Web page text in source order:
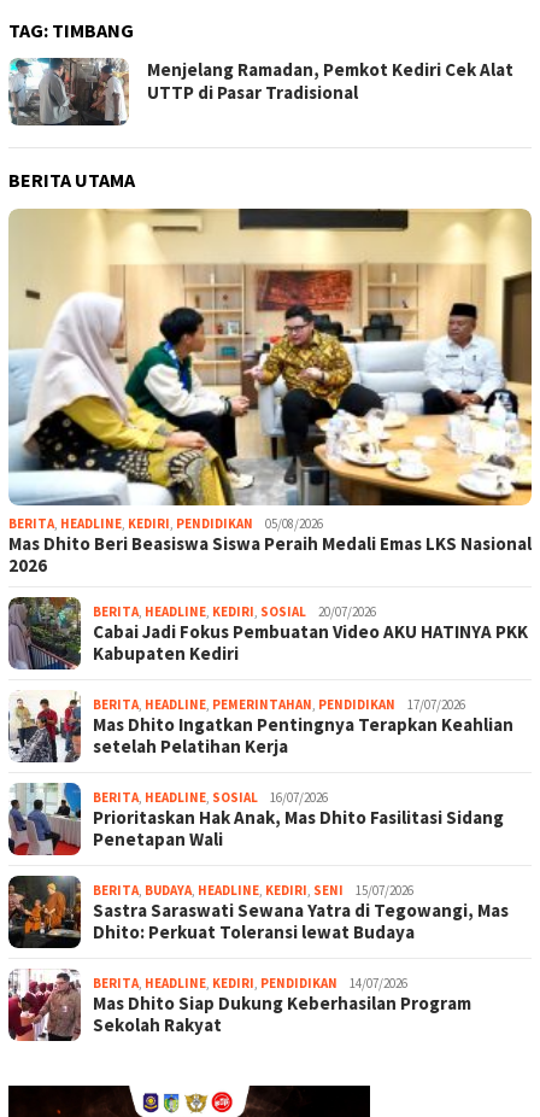
TAG: TIMBANG
Menjelang Ramadan, Pemkot Kediri Cek Alat
UTTP di Pasar Tradisional
BERITA UTAMA
BERITA HEADLINE KEDIRI PENDIDIKAN 05/08/2026
Mas Dhito Beri Beasiswa Siswa Peraih Medali Emas LKS Nasional
2026
BERITA HEADLINE KEDIRI SOSIAL 20/07/2026
Cabai Jadi Fokus Pembuatan Video AKU HATINYA PKK
Kabupaten Kediri
BERITA HEADLINE PEMERINTAHAN PENDIDIKAN 17/07/2026
Mas Dhito Ingatkan Pentingnya Terapkan Keahlian
setelah Pelatihan Kerja
BERITA HEADLINE SOSIAL 16/07/2026
Prioritaskan Hak Anak, Mas Dhito Fasilitasi Sidang
Penetapan Wali
BERITA BUDAYA HEADLINE KEDIRI SENI 15/07/2026
Sastra Saraswati Sewana Yatra di Tegowangi, Mas
Dhito: Perkuat Toleransi lewat Budaya
BERITA HEADLINE KEDIRI PENDIDIKAN 14/07/2026
Mas Dhito Siap Dukung Keberhasilan Program
Sekolah Rakyat